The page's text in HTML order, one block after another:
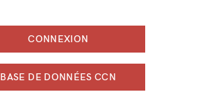
CONNEXION
BASE DE DONNÉES CCN